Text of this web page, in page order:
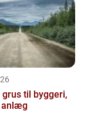
grus til byggeri,
anlæg